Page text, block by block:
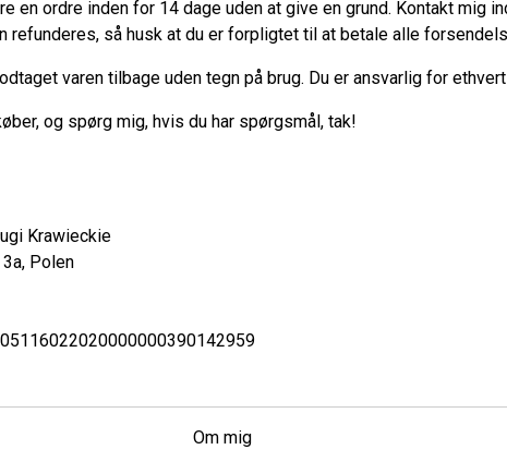
en ordre inden for 14 dage uden at give en grund. Kontakt mig
refunderes, så husk at du er forpligtet til at betale alle
varen tilbage uden tegn på brug. Du er ansvarlig for
og spørg mig, hvis du har spørgsmål, tak!
Krawieckie
Polen
05116022020000000390142959
Om mig